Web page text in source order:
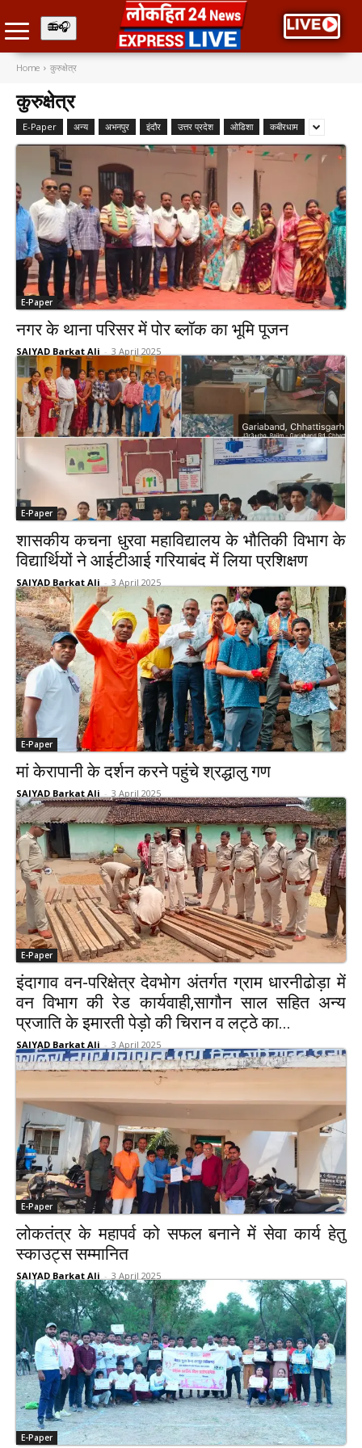
Home कुरुक्षेत्र
कुरुक्षेत्र
E-Paper अन्य अभनपुर इंदौर उत्तर प्रदेश ओडिशा कबीरधाम
E-Paper
नगर के थाना परिसर में पोर ब्लॉक का भूमि पूजन
SAIYAD Barkat Ali - 3 April 2025
E-Paper
शासकीय कचना धुरवा महाविद्यालय के भौतिकी विभाग के
विद्यार्थियों ने आईटीआई गरियाबंद में लिया प्रशिक्षण
SAIYAD Barkat Ali - 3 April 2025
E-Paper
मां केरापानी के दर्शन करने पहुंचे श्रद्धालु गण
SAIYAD Barkat Ali - 3 April 2025
E-Paper
इंदागाव वन-परिक्षेत्र देवभोग अंतर्गत ग्राम धारनीढोड़ा में
वन विभाग की रेड कार्यवाही,सागौन साल सहित अन्य
प्रजाति के इमारती पेड़ो की चिरान व लट्ठे का...
SAIYAD Barkat Ali - 3 April 2025
E-Paper
लोकतंत्र के महापर्व को सफल बनाने में सेवा कार्य हेतु
स्काउट्स सम्मानित
SAIYAD Barkat Ali - 3 April 2025
E-Paper